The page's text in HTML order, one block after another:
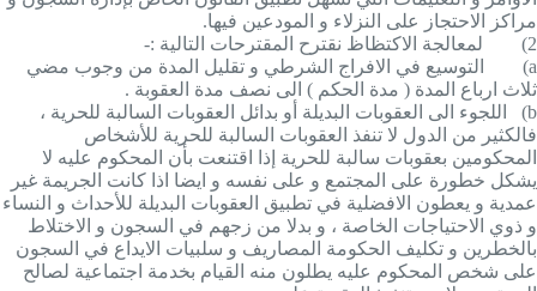
مراكز الاحتجاز على النزلاء و المودعين فيها.
2)
لمعالجة الاكتظاظ نقترح المقترحات التالية :-
a)
التوسيع في الافراج الشرطي و تقليل المدة من وجوب مضي
ثلاث ارباع المدة ( مدة الحكم ) الى نصف مدة العقوبة .
b)
اللجوء الى العقوبات البديلة أو بدائل العقوبات السالبة للحرية ،
فالكثير من الدول لا تنفذ العقوبات السالبة للحرية للأشخاص
المحكومين بعقوبات سالبة للحرية إذا اقتنعت بأن المحكوم عليه لا
يشكل خطورة على المجتمع و على نفسه و ايضا اذا كانت الجريمة غير
عمدية و يعطون الافضلية في تطبيق العقوبات البديلة للأحداث و النساء
و ذوي الاحتياجات الخاصة ، و بدلا من زجهم في السجون و الاختلاط
بالخطرين و تكليف الحكومة المصاريف و سلبيات الايداع في السجون
على شخص المحكوم عليه يطلون منه القيام بخدمة اجتماعية لصالح